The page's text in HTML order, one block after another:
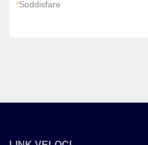
*Soddisfare